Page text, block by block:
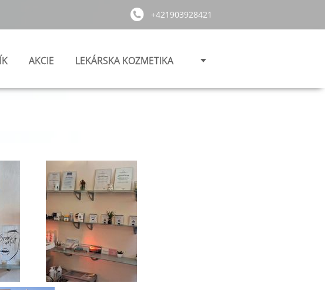
+421903928421
AKCIE LEKÁRSKA KOZMETIKA